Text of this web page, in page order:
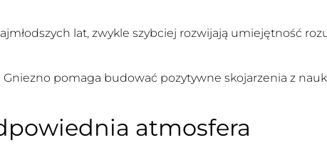
lat, zwykle szybciej rozwijają umiejętność
Gniezno pomaga budować pozytywne skojarzenia z
atmosfera